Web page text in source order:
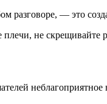
разговоре, — это
плечи, не